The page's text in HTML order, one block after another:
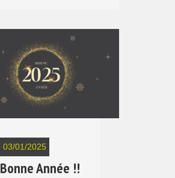
03/01/2025
Bonne Année !!